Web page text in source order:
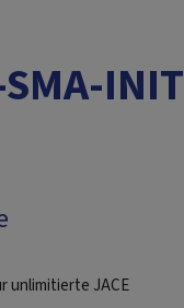
INIT
unlimitierte JACE